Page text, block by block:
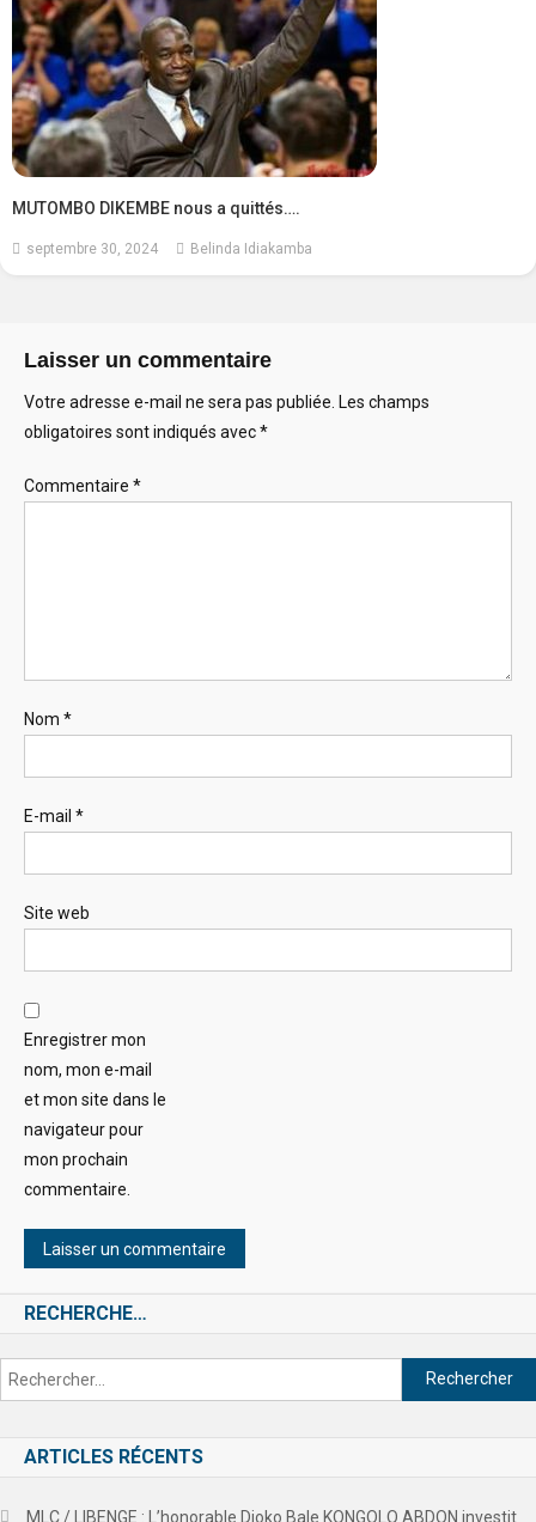
MUTOMBO DIKEMBE nous a quittés….
septembre 30, 2024 Belinda Idiakamba
Laisser un commentaire
Votre adresse e-mail ne sera pas publiée. Les champs
obligatoires sont indiqués avec*
Commentaire *
Nom *
E-mail *
Site web
Enregistrer mon
nom, mon e-mail
et mon site dans le
navigateur pour
mon prochain
commentaire.
RECHERCHE…
ARTICLES RÉCENTS
MLC / LIBENGE : L’honorable Djoko Bale KONGOLO ABDON investit